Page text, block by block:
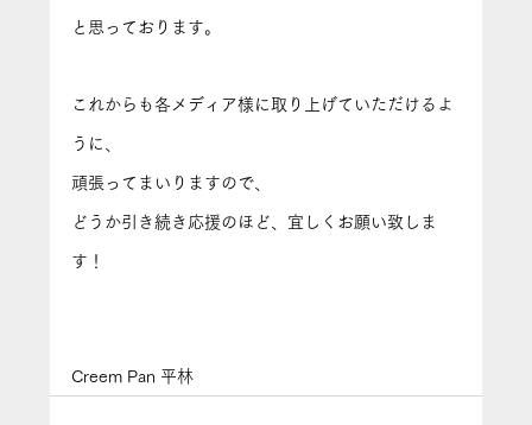
と思っております。
これからも各メディア様に取り上げていただけるよ
うに、
頑張ってまいりますので、
どうか引き続き応援のほど、宜しくお願い致しま
す！
Creem Pan 平林